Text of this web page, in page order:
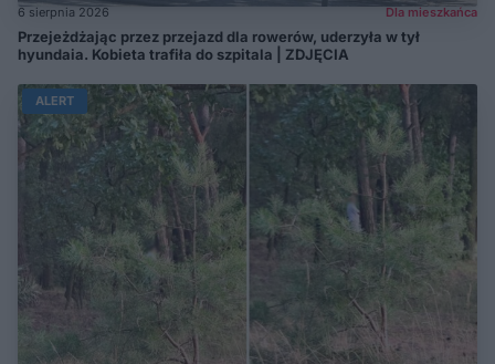
6 sierpnia 2026 Dla mieszkańca
Przejeżdżając przez przejazd dla rowerów, uderzyła w tył
hyundaia. Kobieta trafiła do szpitala | ZDJĘCIA
ALERT